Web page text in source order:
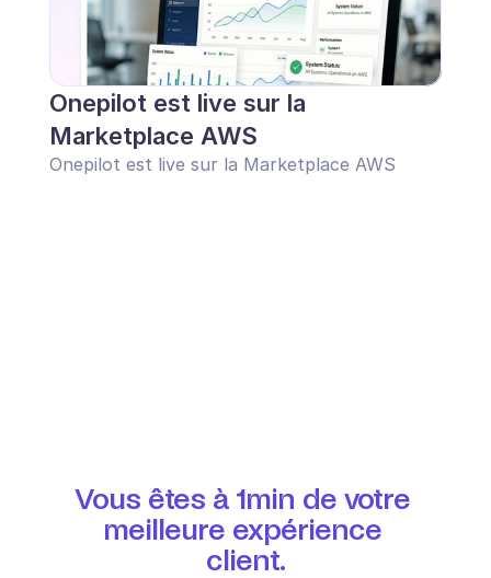
Onepilot est live sur la
Marketplace AWS
Onepilot est live sur la Marketplace AWS
Vous êtes à 1min de votre
meilleure expérience
client.